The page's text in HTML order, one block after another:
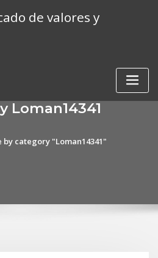
de valores y
Loman14341
by category "Loman14341"